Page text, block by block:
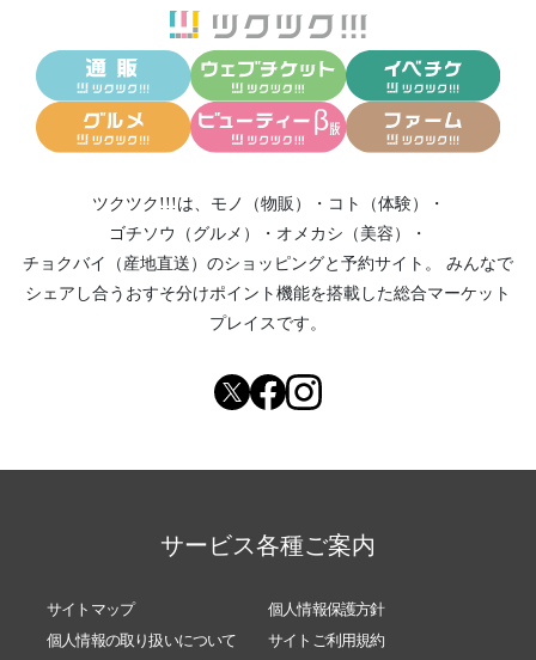
ツクツク!!!は、 モノ（物販） ・ コト（体験）
・
ゴチソウ（グルメ）
・ オメカシ（美容）
・
チョクバイ（産地直送） のショッピングと予約サイト。
みんなで
シェアし合う おすそ分けポイント機能を搭載した総合マーケット
プレイスです。
サービス各種ご案内
サイトマップ
個人情報保護方針
個人情報の取り扱いについて
サイトご利用規約